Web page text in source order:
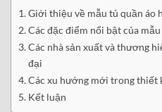
Giới thiệu về mẫu tủ quần áo
Các đặc điểm nổi bật của
Các nhà sản xuất và thương
đại
Các xu hướng mới trong thiết
Kết luận